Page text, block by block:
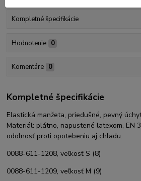
Kompletné špecifikácie
Hodnotenie 0
Komentáre 0
Kompletné špecifikácie
Elastická manžeta, priedušné, pevný
Materiál: plátno, napustené latexom, EN
odolnosť proti opotebeniu aj chladu.
0088-611-1208, veľkosť S (8)
0088-611-1209, veľkosť M (9)